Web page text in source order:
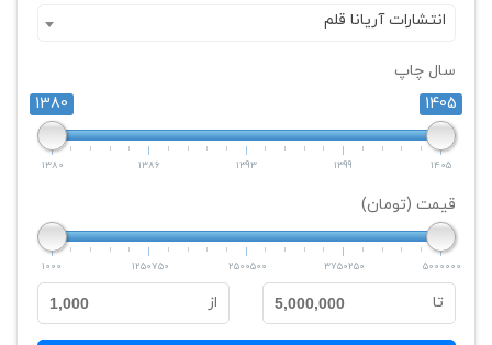
انتشارات آريانا قلم
سال چاپ
1380
1405
1380 1386 1393 1399 1405
قیمت (تومان)
1000 1250750 2500500 3750250 5000000
تا 5,000,000 از 1,000